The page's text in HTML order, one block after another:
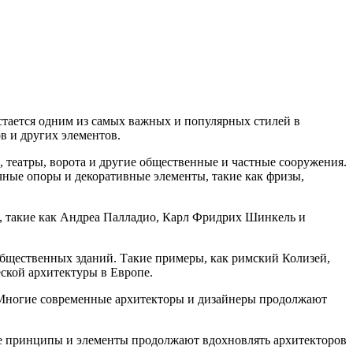
одним из самых важных и популярных стилей в
и других элементов.
ворота и другие общественные и частные сооружения.
опоры и декоративные элементы, такие как фризы,
такие как Андреа Палладио, Карл Фридрих Шинкель и
зданий. Такие примеры, как римский Колизей,
архитектуры в Европе.
современные архитекторы и дизайнеры продолжают
принципы и элементы продолжают вдохновлять архитекторов